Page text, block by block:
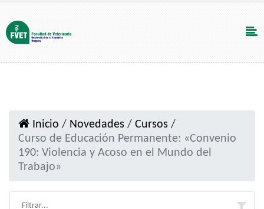
Inicio / Novedades / Cursos /
Curso de Educación Permanente: «Convenio
190: Violencia y Acoso en el Mundo del
Trabajo»